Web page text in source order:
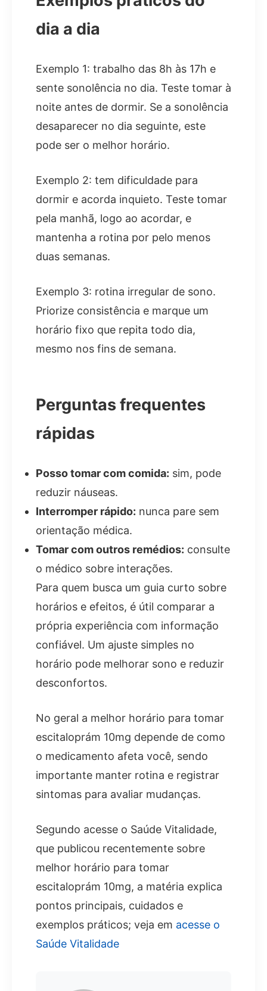
dia a dia
Exemplo 1: trabalho das 8h às 17h e
sente sonolência no dia. Teste tomar à
noite antes de dormir. Se a sonolência
desaparecer no dia seguinte, este
pode ser o melhor horário.
Exemplo 2: tem dificuldade para
dormir e acorda inquieto. Teste tomar
pela manhã, logo ao acordar, e
mantenha a rotina por pelo menos
duas semanas.
Exemplo 3: rotina irregular de sono.
Priorize consistência e marque um
horário fixo que repita todo dia,
mesmo nos fins de semana.
Perguntas frequentes
rápidas
Posso tomar com comida: sim, pode
reduzir náuseas.
Interromper rápido: nunca pare sem
orientação médica.
Tomar com outros remédios: consulte
o médico sobre interações.
Para quem busca um guia curto sobre
horários e efeitos, é útil comparar a
própria experiência com informação
confiável. Um ajuste simples no
horário pode melhorar sono e reduzir
desconfortos.
No geral a melhor horário para tomar
escitaloprám 10mg depende de como
o medicamento afeta você, sendo
importante manter rotina e registrar
sintomas para avaliar mudanças.
Segundo acesse o Saúde Vitalidade,
que publicou recentemente sobre
melhor horário para tomar
escitaloprám 10mg, a matéria explica
pontos principais, cuidados e
exemplos práticos; veja em acesse o
Saúde Vitalidade